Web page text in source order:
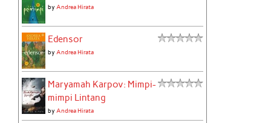
by Andrea Hirata
Edensor
by Andrea Hirata
Maryamah Karpov: Mimpi-
mimpi Lintang
by Andrea Hirata